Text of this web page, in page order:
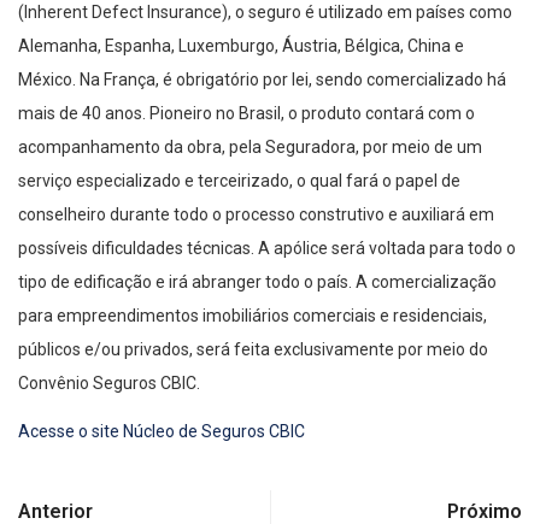
(Inherent Defect Insurance), o seguro é utilizado em países como
Alemanha, Espanha, Luxemburgo, Áustria, Bélgica, China e
México. Na França, é obrigatório por lei, sendo comercializado há
mais de 40 anos. Pioneiro no Brasil, o produto contará com o
acompanhamento da obra, pela Seguradora, por meio de um
serviço especializado e terceirizado, o qual fará o papel de
conselheiro durante todo o processo construtivo e auxiliará em
possíveis dificuldades técnicas. A apólice será voltada para todo o
tipo de edificação e irá abranger todo o país. A comercialização
para empreendimentos imobiliários comerciais e residenciais,
públicos e/ou privados, será feita exclusivamente por meio do
Convênio Seguros CBIC.
Acesse o site Núcleo de Seguros CBIC
Anterior Próximo